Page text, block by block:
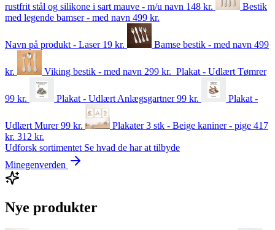
rustfrit stål og silikone i sart mauve - m/u navn 148 kr.
Bestik
med legende bamser - med navn 499 kr.
Navn på produkt - Laser 19 kr. Bamse bestik - med navn 499
kr. Viking bestik - med navn 299 kr. Plakat - Udlært Tømrer
99 kr. Plakat - Udlært Anlægsgartner99 kr. Plakat -
Udlært Murer99 kr. Plakater 3 stk - Beige kaniner - pige 417
kr. 312 kr.
Udforsk sortimentet Se hvad de har at tilbyde
Minegenverden
Nye produkter